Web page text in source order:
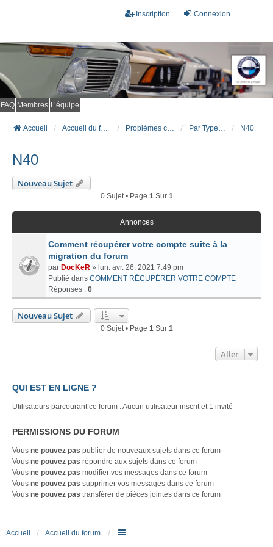
Connexion
Inscription
FAQ Membres L’équipe
Accueil Accueil du forum Problèmes connus et résolus (FAQ) Par Type Moteur (ESSENCE) N40
N40
Nouveau Sujet
0 Sujet • Page 1Sur 1
Annonces
Comment récupérer votre compte suite à la
migration du forum
par DocKeR » lun. avr. 26, 2021 7:49 pm
Publié dans COMMENT RÉCUPÉRER VOTRE COMPTE
Réponses : 0
Nouveau Sujet
0 Sujet • Page 1Sur 1
Aller
QUI EST EN LIGNE ?
Utilisateurs parcourant ce forum : Aucun utilisateur inscrit et 1 invité
PERMISSIONS DU FORUM
Vous ne pouvez pas publier de nouveaux sujets dans ce forum
Vous ne pouvez pas répondre aux sujets dans ce forum
Vous ne pouvez pas modifier vos messages dans ce forum
Vous ne pouvez pas supprimer vos messages dans ce forum
Vous ne pouvez pas transférer de pièces jointes dans ce forum
Accueil Accueil du forum